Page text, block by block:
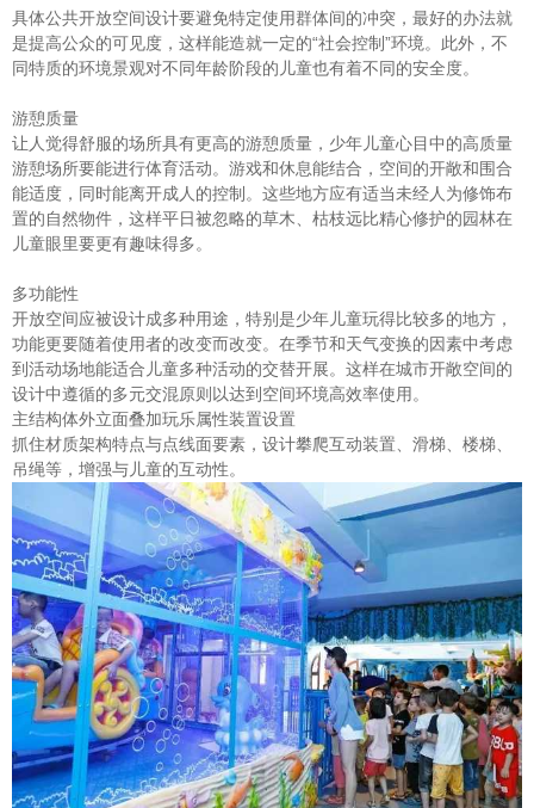
具体公共开放空间设计要避免特定使用群体间的冲突，最好的办法就
是提高公众的可见度，这样能造就一定的“社会控制”环境。此外，不
同特质的环境景观对不同年龄阶段的儿童也有着不同的安全度。
游憩质量
让人觉得舒服的场所具有更高的游憩质量，少年儿童心目中的高质量
游憩场所要能进行体育活动。游戏和休息能结合，空间的开敞和围合
能适度，同时能离开成人的控制。这些地方应有适当未经人为修饰布
置的自然物件，这样平日被忽略的草木、枯枝远比精心修护的园林在
儿童眼里要更有趣味得多。
多功能性
开放空间应被设计成多种用途，特别是少年儿童玩得比较多的地方，
功能更要随着使用者的改变而改变。在季节和天气变换的因素中考虑
到活动场地能适合儿童多种活动的交替开展。这样在城市开敞空间的
设计中遵循的多元交混原则以达到空间环境高效率使用。
主结构体外立面叠加玩乐属性装置设置
抓住材质架构特点与点线面要素，设计攀爬互动装置、滑梯、楼梯、
吊绳等，增强与儿童的互动性。